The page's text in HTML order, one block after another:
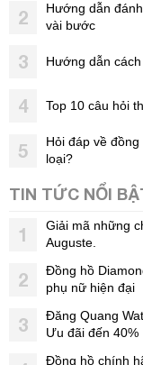
2
Hướng dẫn
vài bước
3 Hướng dẫn
4 Top 10 câu hỏi
5
Hỏi đáp về
loại?
TIN TỨC NỔI
1
Giải mã những
Auguste.
2
Đồng hồ
phụ nữ hiện đại
3
Đăng Quang
Ưu đãi đến 40%
Đồng hồ chính